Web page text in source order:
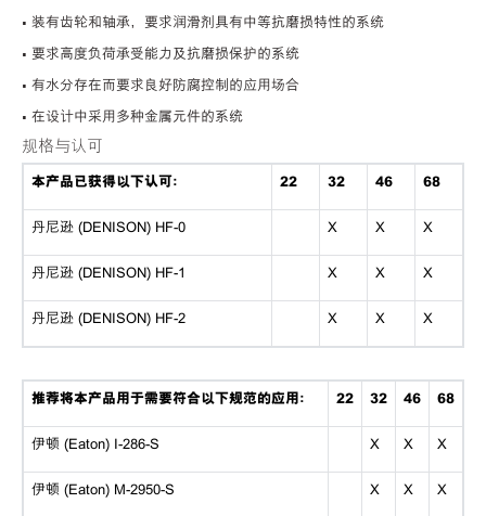
• 装有齿轮和轴承，要求润滑剂具有中等抗磨损特性的系统
• 要求高度负荷承受能力及抗磨损保护的系统
• 有水分存在而要求良好防腐控制的应用场合
• 在设计中采用多种金属元件的系统
规格与认可
本产品已获得以下认可： 22 32 46 68
丹尼逊 (DENISON) HF-0 X X X
丹尼逊 (DENISON) HF-1 X X X
丹尼逊 (DENISON) HF-2 X X X
推荐将本产品用于需要符合以下规范的应用： 22 32 46 68
伊顿 (Eaton) I-286-S X X X
伊顿 (Eaton) M-2950-S X X X